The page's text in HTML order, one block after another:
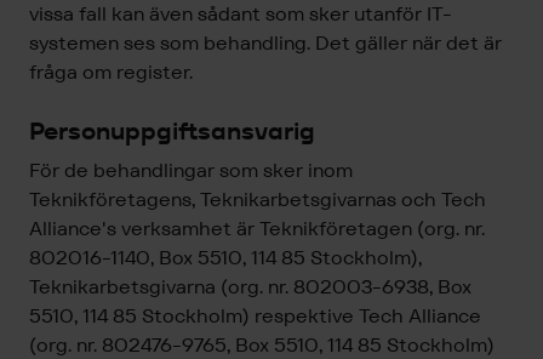
vissa fall kan även sådant som sker utanför IT-
systemen ses som behandling. Det gäller när det är
fråga om register.
Personuppgiftsansvarig
För de behandlingar som sker inom
Teknikföretagens, Teknikarbetsgivarnas och Tech
Alliance's verksamhet är Teknikföretagen (org. nr.
802016-1140, Box 5510, 114 85 Stockholm),
Teknikarbetsgivarna (org. nr. 802003-6938, Box
5510, 114 85 Stockholm) respektive Tech Alliance
(org. nr. 802476-9765, Box 5510, 114 85 Stockholm)